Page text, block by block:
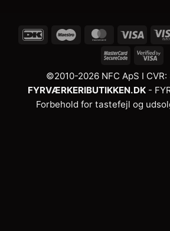
DanKort Maestro MasterCard
Visa
©2010-2026 NFC ApS I
FYRVÆRKERIBUTIKKEN.DK-
Forbehold for tastefejl og